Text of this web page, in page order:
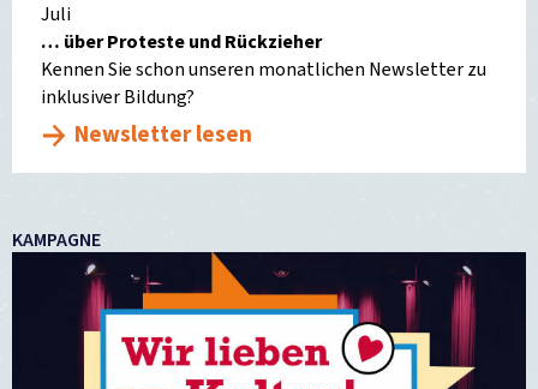
Juli
… über Proteste und Rückzieher
Kennen Sie schon unseren monatlichen Newsletter zu
inklusiver Bildung?
Newsletter lesen
KAMPAGNE